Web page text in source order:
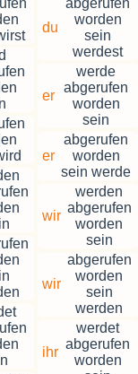
du
abgerufen
worden
sein
werdest
er
werde
abgerufen
worden
sein
er
abgerufen
worden
sein werde
wir
werden
abgerufen
worden
sein
wir
abgerufen
worden
sein
werden
ihr
werdet
abgerufen
worden